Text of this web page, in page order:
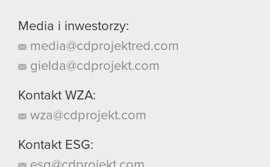
Media i inwestorzy:
media@cdprojektred.com
gielda@cdprojekt.com
Kontakt WZA:
wza@cdprojekt.com
Kontakt ESG: